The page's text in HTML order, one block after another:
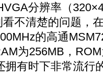
分辨率（
不清楚的问题，
的高通
为256MB，
拥有时下非常流行